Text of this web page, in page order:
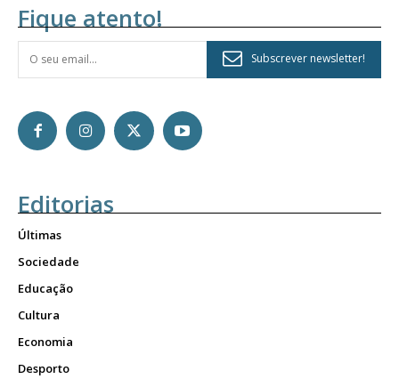
Fique atento!
Subscrever newsletter!
Editorias
Últimas
Sociedade
Educação
Cultura
Economia
Desporto